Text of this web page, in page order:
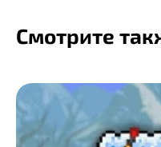
Смотрите